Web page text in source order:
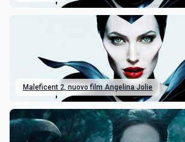
Maleficent 2, nuovo film Angelina Jolie